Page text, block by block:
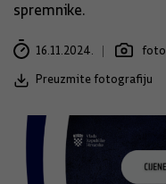
spremnike.
16.11.2024. foto
Preuzmite fotografiju